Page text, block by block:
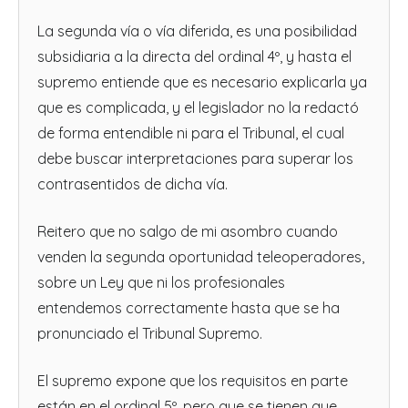
La segunda vía o vía diferida, es una posibilidad
subsidiaria a la directa del ordinal 4º, y hasta el
supremo entiende que es necesario explicarla ya
que es complicada, y el legislador no la redactó
de forma entendible ni para el Tribunal, el cual
debe buscar interpretaciones para superar los
contrasentidos de dicha vía.
Reitero que no salgo de mi asombro cuando
venden la segunda oportunidad teleoperadores,
sobre un Ley que ni los profesionales
entendemos correctamente hasta que se ha
pronunciado el Tribunal Supremo.
El supremo expone que los requisitos en parte